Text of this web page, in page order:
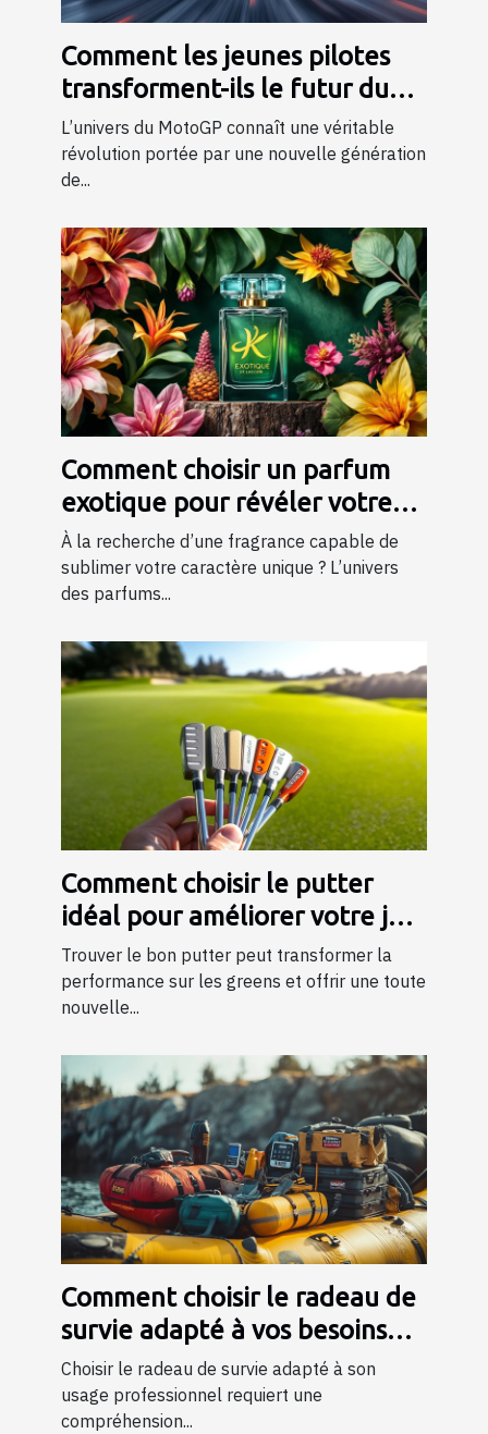
Comment les jeunes pilotes
transforment-ils le futur du
MotoGP ?
L’univers du MotoGP connaît une véritable
révolution portée par une nouvelle génération
de...
Comment choisir un parfum
exotique pour révéler votre
personnalité?
À la recherche d’une fragrance capable de
sublimer votre caractère unique ? L’univers
des parfums...
Comment choisir le putter
idéal pour améliorer votre jeu
?
Trouver le bon putter peut transformer la
performance sur les greens et offrir une toute
nouvelle...
Comment choisir le radeau de
survie adapté à vos besoins
professionnels ?
Choisir le radeau de survie adapté à son
usage professionnel requiert une
compréhension...